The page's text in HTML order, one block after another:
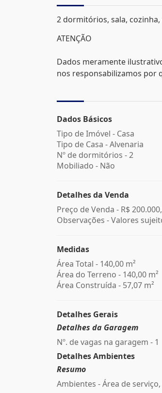
2 dormitórios, sala,
ATENÇÃO
Dados meramente
nos responsabilizamos por
Dados Básicos
Tipo de Imóvel - Casa
Tipo de Casa - Alvenaria
Nº de dormitórios - 2
Mobiliado - Não
Detalhes da Venda
Preço de Venda - R$
Observações - Valores
Medidas
Área Total - 140,00 m²
Área do Terreno - 140,00 m²
Área Construída - 57,07 m²
Detalhes Gerais
Detalhes da Garagem
Nº. de vagas na garagem - 1
Detalhes Ambientes
Resumo
Ambientes - Área de serviço,